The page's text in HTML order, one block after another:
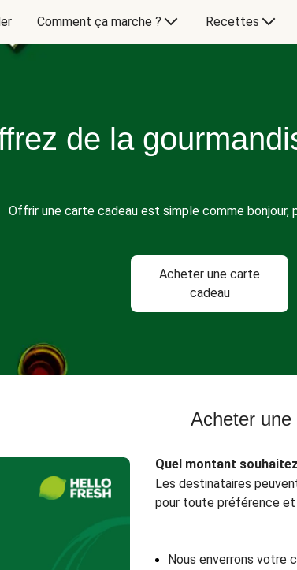
Comment ça marche ? Recettes
de la
Offrir une carte cadeau est simple comme
Acheter une carte
cadeau
Acheter
Quel montant
Les destinataires
pour toute préférence
Nous enverrons votre